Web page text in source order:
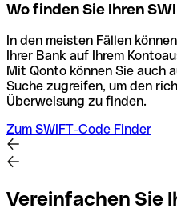
Wo finden Sie Ihren
In den meisten Fällen
Ihrer Bank auf Ihrem
Mit Qonto können Sie auch
Suche zugreifen, um den
Überweisung zu finden.
Zum SWIFT-Code Finder
Vereinfachen Sie